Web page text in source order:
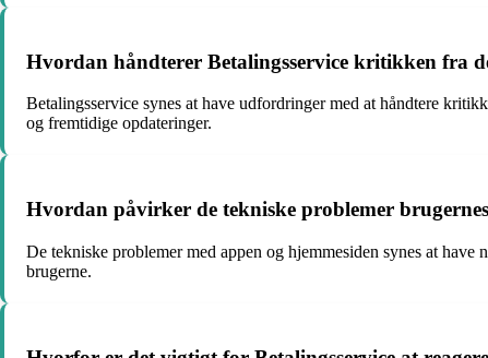
Hvordan håndterer Betalingsservice kritikken fra
Betalingsservice synes at have udfordringer med at håndtere
og fremtidige opdateringer.
Hvordan påvirker de tekniske problemer
De tekniske problemer med appen og hjemmesiden synes at
brugerne.